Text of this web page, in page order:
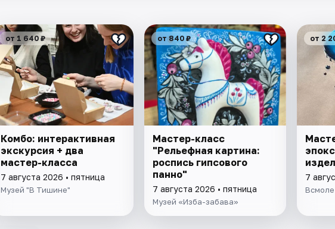
от 1 640 ₽
Комбо: интерактивная
экскурсия + два
мастер-класса
7 августа 2026 • пятница
Музей "В Тишине"
от 840 ₽
Мастер-класс
"Рельефная картина:
роспись гипсового
панно"
7 августа 2026 • пятница
Музей «Изба-забава»
от 2
7
Всмоле